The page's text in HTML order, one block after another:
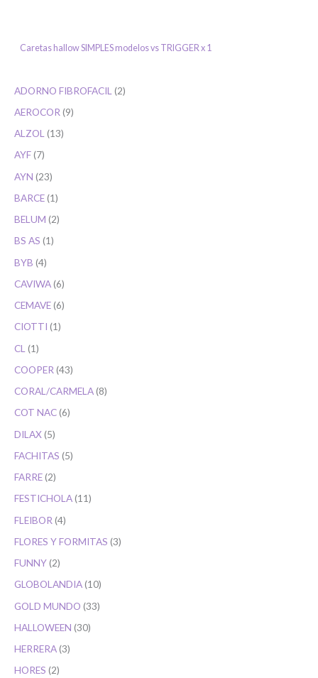
Caretas hallow SIMPLES modelos vs TRIGGER x 1
ADORNO FIBROFACIL
2
AEROCOR 9
ALZOL
13
AYF 7
AYN 23
BARCE 1
BELUM 2
BS AS 1
BYB 4
CAVIWA 6
CEMAVE 6
CIOTTI 1
CL
1
COOPER 43
CORAL/CARMELA 8
COT NAC 6
DILAX 5
FACHITAS 5
FARRE 2
FESTICHOLA 11
FLEIBOR 4
FLORES Y FORMITAS 3
FUNNY 2
GLOBOLANDIA 10
GOLD MUNDO 33
HALLOWEEN 30
HERRERA 3
HORES 2